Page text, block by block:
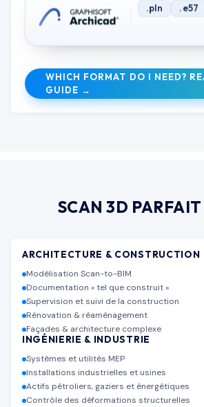
.pln .e57
WHICH FORMAT DO I NEED?
GUIDE →
SCAN 3D
ARCHITECTURE & CONSTRUCTION
Modélisation Scan-to-BIM
Documentation « tel que construit »
Supervision et suivi de la construction
Rénovation & réaménagement
Façades & architecture complexe
INGÉNIERIE & INDUSTRIE
Systèmes et utilités MEP
Installations industrielles et usines
Actifs pétroliers, gaziers et énergétiques
Contrôle des déformations structurelles